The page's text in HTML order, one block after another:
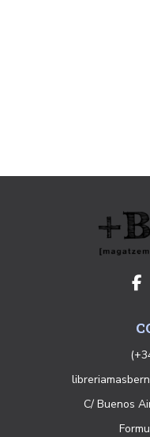
C/ Buenos